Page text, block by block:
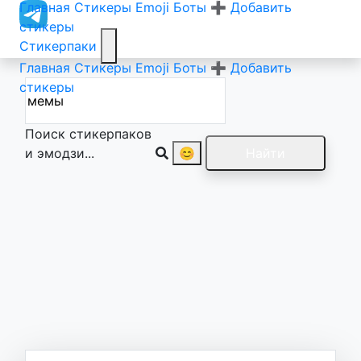
Стикерпаки
Главная Стикеры Emoji Боты ➕ Добавить
стикеры
Главная Стикеры Emoji Боты ➕ Добавить
стикеры
Поиск стикерпаков
и эмодзи...
😊